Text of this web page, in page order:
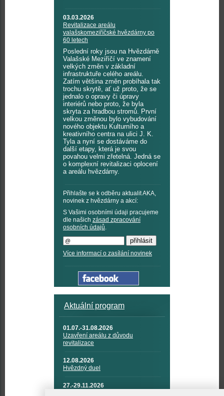
03.03.2026
Revitalizace areálu
valašskomeziříčské hvězdárny po
60 letech
Poslední roky jsou na Hvězdárně
Valašské Meziříčí ve znamení
velkých změn v základní
infrastruktuře celého areálu.
Zatím většina změn probíhala tak
trochu skrytě, ať už proto, že se
jednalo o opravy či úpravy
interiérů nebo proto, že byla
skryta za hradbou stromů. První
velkou změnou bylo vybudování
nového objektu Kulturního a
kreativního centra na ulici J. K.
Tyla a nyní se dostáváme do
další etapy, která je svou
povahou velmi zřetelná. Jedná se
o komplexní revitalizaci oplocení
a areálu hvězdárny.
Přihlašte se k odběru aktualit AKA,
novinek z hvězdárny a akcí:
S Vašimi osobními údaji pracujeme
dle našich zásad zpracování
osobních údajů.
Více informací o zasílání novinek
Aktuální program
01.07.-31.08.2026
Uzavření areálu z důvodu
revitalizace
12.08.2026
Hvězdný duel
27.-29.11.2026